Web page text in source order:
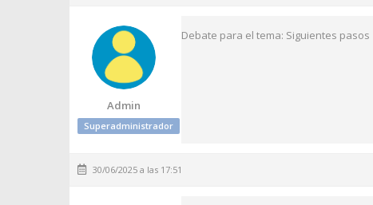
Admin
Superadministrador
Debate para el tema: Siguientes pasos
30/06/2025 a las 17:51